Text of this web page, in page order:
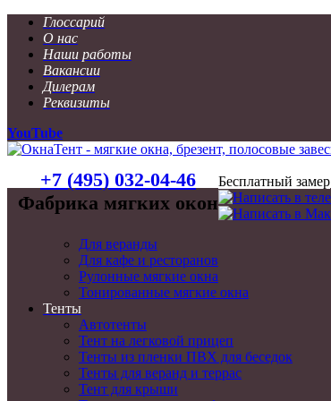
Глоссарий
О нас
Наши работы
Вакансии
Дилерам
Реквизиты
YouTube
+7 (495) 032-04-46
Фабрика мягких окон
Бесплатный замер
Для веранды
Для кафе и ресторанов
Рулонные мягкие окна
Тонированные мягкие окна
Тенты
Автотенты
Тент на легковой прицеп
Тенты из пленки ПВХ для беседок
Тенты для веранд и террас
Тент для крыши